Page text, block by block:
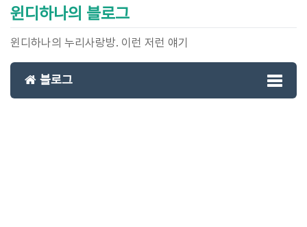
윈디하나의 블로그
윈디하나의 누리사랑방. 이런 저런 얘기
블로그